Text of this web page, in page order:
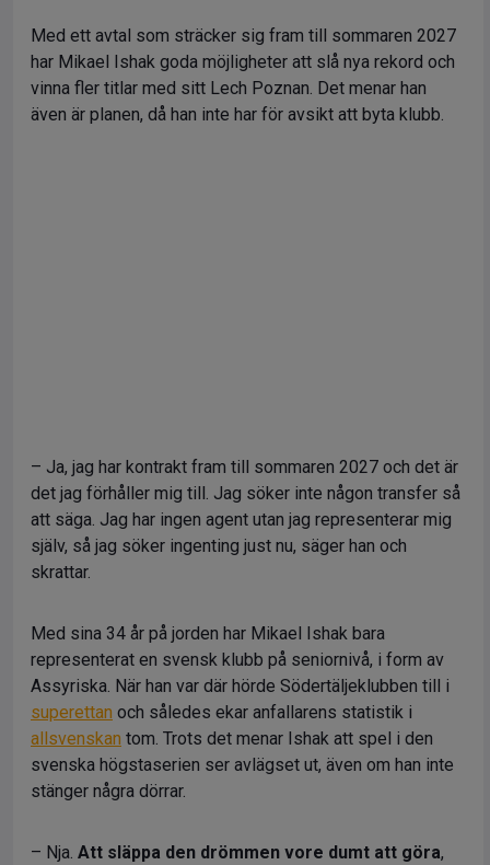
Med ett avtal som sträcker sig fram till sommaren 2027
har Mikael Ishak goda möjligheter att slå nya rekord och
vinna fler titlar med sitt Lech Poznan. Det menar han
även är planen, då han inte har för avsikt att byta klubb.
– Ja, jag har kontrakt fram till sommaren 2027 och det är
det jag förhåller mig till. Jag söker inte någon transfer så
att säga. Jag har ingen agent utan jag representerar mig
själv, så jag söker ingenting just nu, säger han och
skrattar.
Med sina 34 år på jorden har Mikael Ishak bara
representerat en svensk klubb på seniornivå, i form av
Assyriska. När han var där hörde Södertäljeklubben till i
superettan och således ekar anfallarens statistik i
allsvenskan tom. Trots det menar Ishak att spel i den
svenska högstaserien ser avlägset ut, även om han inte
stänger några dörrar.
– Nja. Att släppa den drömmen vore dumt att göra,